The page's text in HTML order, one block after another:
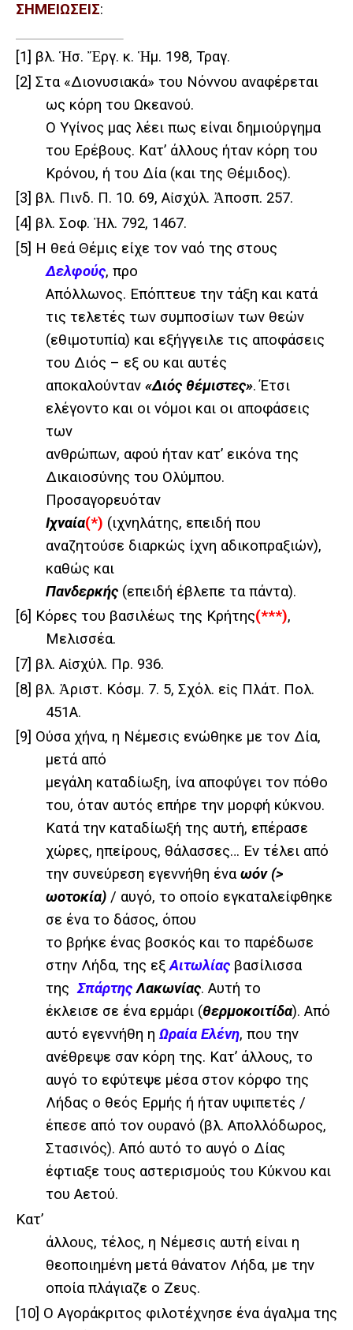
ΣΗΜΕΙΩΣΕΙΣ:
[1] βλ. Ἡσ. Ἔργ. κ. Ἡμ. 198, Τραγ.
[2] Στα «Διονυσιακά» του Νόννου αναφέρεται
ως κόρη του Ωκεανού.
Ο Υγίνος μας λέει πως είναι δημιούργημα
του Ερέβους. Κατ’ άλλους ήταν κόρη του
Κρόνου, ή του Δία (και της Θέμιδος).
[3] βλ. Πινδ. Π. 10. 69, Αἰσχύλ. Ἀποσπ. 257.
[4] βλ. Σοφ. Ἠλ. 792, 1467.
[5] Η θεά Θέμις είχε τον ναό της στους
Δελφούς, προ
Απόλλωνος. Επόπτευε την τάξη και κατά
τις τελετές των συμποσίων των θεών
(εθιμοτυπία) και εξήγγειλε τις αποφάσεις
του Διός – εξ ου και αυτές
αποκαλούνταν «Διός θέμιστες». Έτσι
ελέγοντο και οι νόμοι και οι αποφάσεις
των
ανθρώπων, αφού ήταν κατ’ εικόνα της
Δικαιοσύνης του Ολύμπου.
Προσαγορευόταν
Ιχναία(*) (ιχνηλάτης, επειδή που
αναζητούσε διαρκώς ίχνη αδικοπραξιών),
καθώς και
Πανδερκής (επειδή έβλεπε τα πάντα).
[6] Κόρες του βασιλέως της Κρήτης(***),
Μελισσέα.
[7] βλ. Αἰσχύλ. Πρ. 936.
[8] βλ. Ἀριστ. Κόσμ. 7. 5, Σχόλ. εἰς Πλάτ. Πολ.
451Α.
[9] Ούσα χήνα, η Νέμεσις ενώθηκε με τον Δία,
μετά από
μεγάλη καταδίωξη, ίνα αποφύγει τον πόθο
του, όταν αυτός επήρε την μορφή κύκνου.
Κατά την καταδίωξή της αυτή, επέρασε
χώρες, ηπείρους, θάλασσες… Εν τέλει από
την συνεύρεση εγεννήθη έναωόν (>
ωοτοκία) / αυγό, το οποίο εγκαταλείφθηκε
σε ένα το δάσος, όπου
το βρήκε ένας βοσκός και το παρέδωσε
στην Λήδα, της εξΑιτωλίας βασίλισσα
της Σπάρτης Λακωνίας. Αυτή το
έκλεισε σε ένα ερμάρι (θερμοκοιτίδα). Από
αυτό εγεννήθη η Ωραία Ελένη, που την
ανέθρεψε σαν κόρη της. Κατ’ άλλους, το
αυγό το εφύτεψε μέσα στον κόρφο της
Λήδας ο θεός Ερμής ή ήταν υψιπετές /
έπεσε από τον ουρανό (βλ. Απολλόδωρος,
Στασινός). Από αυτό το αυγό ο Δίας
έφτιαξε τους αστερισμούς του Κύκνου και
του Αετού.
Κατ’
άλλους, τέλος, η Νέμεσις αυτή είναι η
θεοποιημένη μετά θάνατον Λήδα, με την
οποία πλάγιαζε ο Ζευς.
[10] Ο Αγοράκριτος φιλοτέχνησε ένα άγαλμα της